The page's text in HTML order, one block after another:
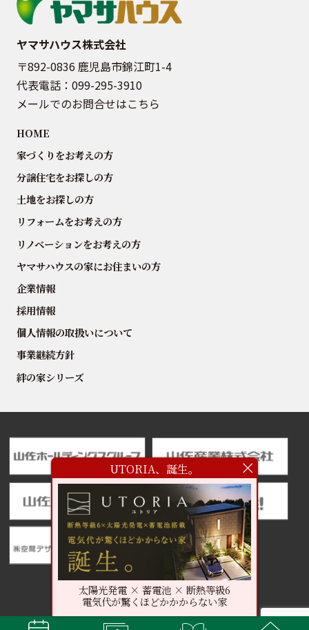
ヤマサハウス株式会社
〒892-0836 鹿児島市錦江町1-4
代表電話： 099-295-3910
メールでのお問合せはこちら
HOME
家づくりをお考えの方
分譲住宅をお探しの方
土地をお探しの方
リフォームをお考えの方
リノベーションをお考えの方
ヤマサハウスの家にお住まいの方
企業情報
採用情報
個人情報の取扱いについて
事業継続方針
絆の家シリーズ
UTORIA、誕生。
太陽光発電 × 蓄電池 × 断熱等級6
電気代が驚くほどかかからない家